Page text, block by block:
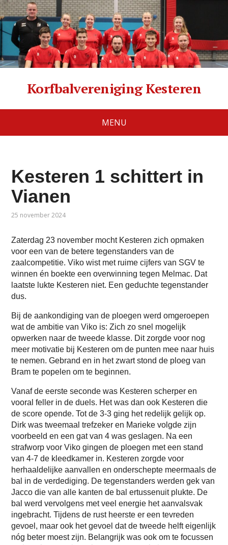
Korfbalvereniging Kesteren
MENU
Kesteren 1 schittert in
Vianen
25 november 2024
Zaterdag 23 november mocht Kesteren zich opmaken
voor een van de betere tegenstanders van de
zaalcompetitie. Viko wist met ruime cijfers van SGV te
winnen én boekte een overwinning tegen Melmac. Dat
laatste lukte Kesteren niet. Een geduchte tegenstander
dus.
Bij de aankondiging van de ploegen werd omgeroepen
wat de ambitie van Viko is: Zich zo snel mogelijk
opwerken naar de tweede klasse. Dit zorgde voor nog
meer motivatie bij Kesteren om de punten mee naar huis
te nemen. Gebrand en in het zwart stond de ploeg van
Bram te popelen om te beginnen.
Vanaf de eerste seconde was Kesteren scherper en
vooral feller in de duels. Het was dan ook Kesteren die
de score opende. Tot de 3-3 ging het redelijk gelijk op.
Dirk was tweemaal trefzeker en Marieke volgde zijn
voorbeeld en een gat van 4 was geslagen. Na een
strafworp voor Viko gingen de ploegen met een stand
van 4-7 de kleedkamer in. Kesteren zorgde voor
herhaaldelijke aanvallen en onderschepte meermaals de
bal in de verdediging. De tegenstanders werden gek van
Jacco die van alle kanten de bal ertussenuit plukte. De
bal werd vervolgens met veel energie het aanvalsvak
ingebracht. Tijdens de rust heerste er een tevreden
gevoel, maar ook het gevoel dat de tweede helft eigenlijk
nóg beter moest zijn. Belangrijk was ook om te focussen